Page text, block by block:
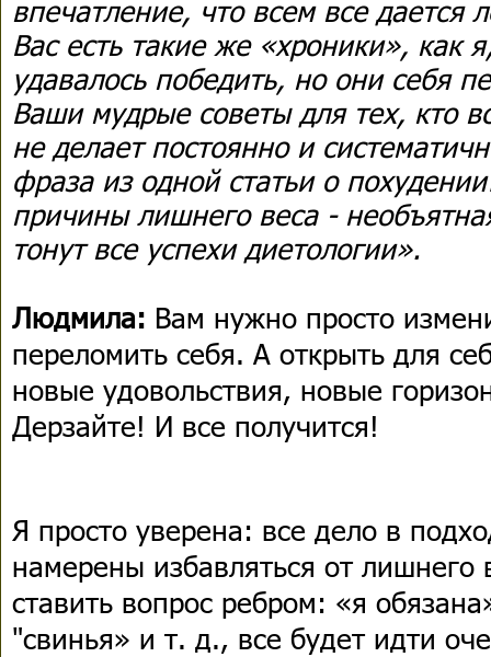
впечатление, что всем все дается
Вас есть такие же «хроники», как
удавалось победить, но они себя
Ваши мудрые советы для тех, кто
не делает постоянно и
фраза из одной статьи о
причины лишнего веса -
тонут все успехи диетологии».
Людмила: Вам нужно просто
переломить себя. А открыть для
новые удовольствия, новые
Дерзайте! И все получится!
Я просто уверена: все дело в
намерены избавляться от лишнего
ставить вопрос ребром: «я
"свинья» и т. д., все будет идти